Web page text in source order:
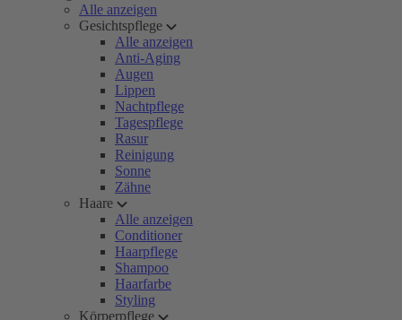
Alle anzeigen
Gesichtspflege
Alle anzeigen
Anti-Aging
Augen
Lippen
Nachtpflege
Tagespflege
Rasur
Reinigung
Sonne
Zähne
Haare
Alle anzeigen
Conditioner
Haarpflege
Shampoo
Haarfarbe
Styling
Körperpflege